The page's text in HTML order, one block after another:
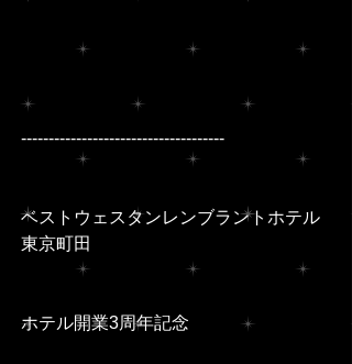
-------------------------------------
ベストウェスタンレンブラントホテル
東京町田
ホテル開業3周年記念